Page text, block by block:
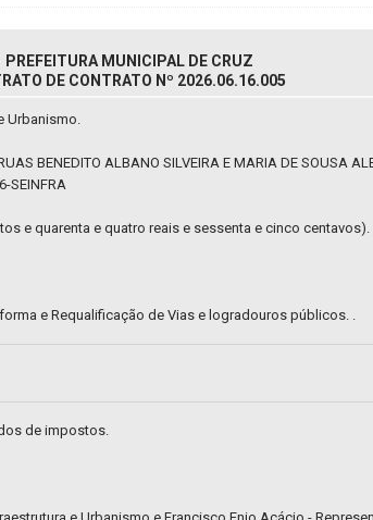
PREFEITURA MUNICIPAL DE CRUZ
DE CONTRATO Nº 2026.06.16.005
Urbanismo.
BENEDITO ALBANO SILVEIRA E MARIA DE SOUSA
SEINFRA
e quarenta e quatro reais e sessenta e cinco centavos).
e Requalificação de Vias e logradouros públicos. .
de impostos.